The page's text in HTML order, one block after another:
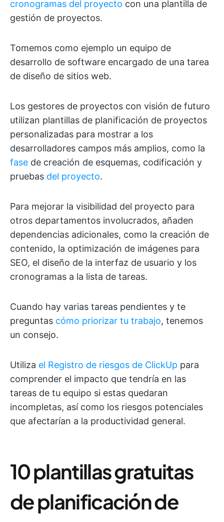
cronogramas del proyecto con una plantilla de
gestión de proyectos.
Tomemos como ejemplo un equipo de
desarrollo de software encargado de una tarea
de diseño de sitios web.
Los gestores de proyectos con visión de futuro
utilizan plantillas de planificación de proyectos
personalizadas para mostrar a los
desarrolladores campos más amplios, como la
fase de creación de esquemas, codificación y
pruebas del proyecto.
Para mejorar la visibilidad del proyecto para
otros departamentos involucrados, añaden
dependencias adicionales, como la creación de
contenido, la optimización de imágenes para
SEO, el diseño de la interfaz de usuario y los
cronogramas a la lista de tareas.
Cuando hay varias tareas pendientes y te
preguntas cómo priorizar tu trabajo, tenemos
un consejo.
Utiliza el Registro de riesgos de ClickUp para
comprender el impacto que tendría en las
tareas de tu equipo si estas quedaran
incompletas, así como los riesgos potenciales
que afectarían a la productividad general.
10 plantillas gratuitas
de planificación de